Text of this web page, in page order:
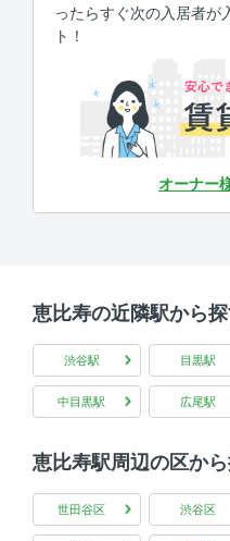
ったらすぐ次の入居者が
ト！
オーナー
恵比寿の近隣駅から
渋谷駅 目黒駅
中目黒駅 広尾駅
恵比寿駅周辺の区か
世田谷区 渋谷区